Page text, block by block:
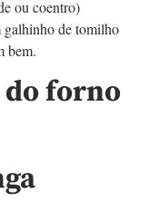
ou coentro)
galhinho de tomilho
bem.
forno